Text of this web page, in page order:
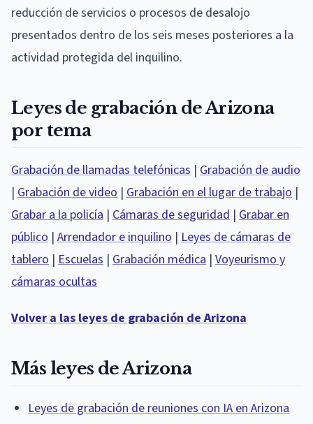
reducción de servicios o procesos de desalojo
presentados dentro de los seis meses posteriores a la
actividad protegida del inquilino.
Leyes de grabación de Arizona
por tema
Grabación de llamadas telefónicas | Grabación de audio
| Grabación de video | Grabación en el lugar de trabajo |
Grabar a la policía | Cámaras de seguridad | Grabar en
público | Arrendador e inquilino | Leyes de cámaras de
tablero | Escuelas | Grabación médica | Voyeurismo y
cámaras ocultas
Volver a las leyes de grabación de Arizona
Más leyes de Arizona
Leyes de grabación de reuniones con IA en Arizona